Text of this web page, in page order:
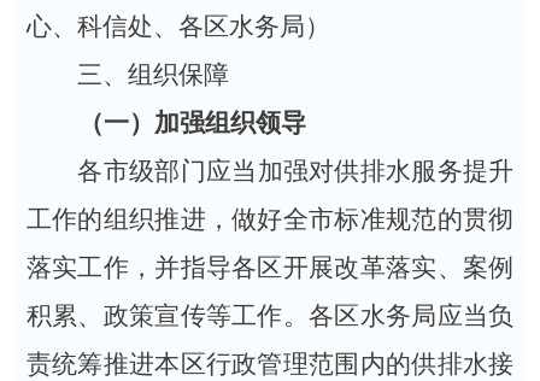
心、科信处、各区水务局）
三、组织保障
（一） 加强组织领导
各市级部门应当加强对供排水服务提升
工作的组织推进，做好全市标准规范的贯彻
落实工作，并指导各区开展改革落实、案例
积累、政策宣传等工作。各区水务局应当负
责统筹推进本区行政管理范围内的供排水接